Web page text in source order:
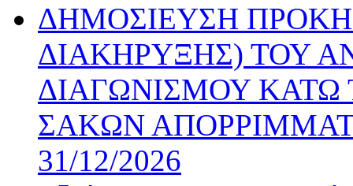
ΔΗΜΟΣΙΕΥΣΗ
ΔΙΑΚΗΡΥΞΗΣ) ΤΟΥ
ΔΙΑΓΩΝΙΣΜΟΥ
ΣΑΚΩΝ
31/12/2026